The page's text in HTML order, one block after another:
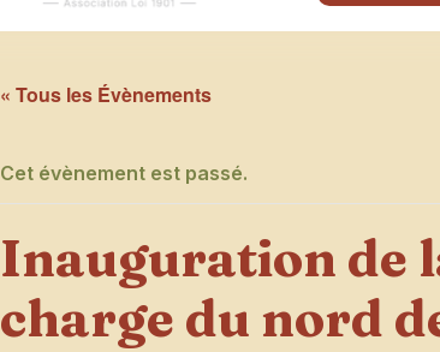
« Tous les Évènements
Cet évènement est passé.
Inauguration de
charge du nord